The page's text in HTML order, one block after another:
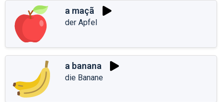
a maçã
der Apfel
a banana
die Banane